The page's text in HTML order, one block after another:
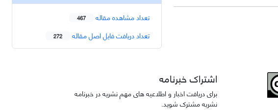
تعداد مشاهده مقاله 467
تعداد دریافت فایل اصل مقاله 272
اشتراک خبرنامه
برای دریافت اخبار و اطلاعیه های مهم نشریه در خبرنامه
نشریه مشترک شوید.